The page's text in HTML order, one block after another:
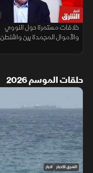
خلافات مستمرة حول النووي
والأموال المجمدة بين واشنطن
حلقات الموسم 2026
الشرق للأخبار أخبار